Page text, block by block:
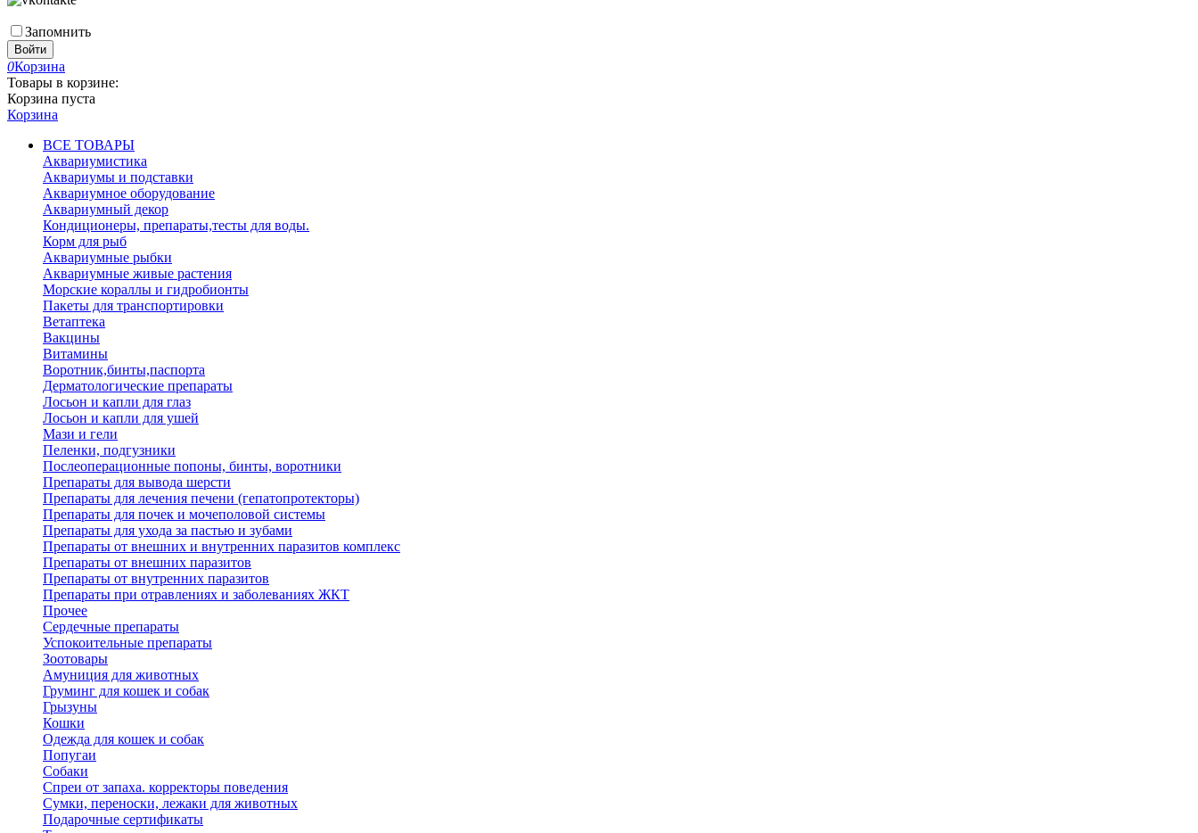
Запомнить
Войти
0Корзина
Товары в корзине:
Корзина пуста
Корзина
ВСЕ ТОВАРЫ
Аквариумистика
Аквариумы и подставки
Аквариумное оборудование
Аквариумный декор
Кондиционеры, препараты,тесты для воды.
Корм для рыб
Аквариумные рыбки
Аквариумные живые растения
Морские кораллы и гидробионты
Пакеты для транспортировки
Ветаптека
Вакцины
Витамины
Воротник,бинты,паспорта
Дерматологические препараты
Лосьон и капли для глаз
Лосьон и капли для ушей
Мази и гели
Пеленки, подгузники
Послеоперационные попоны, бинты, воротники
Препараты для вывода шерсти
Препараты для лечения печени (гепатопротекторы)
Препараты для почек и мочеполовой системы
Препараты для ухода за пастью и зубами
Препараты от внешних и внутренних паразитов комплекс
Препараты от внешних паразитов
Препараты от внутренних паразитов
Препараты при отравлениях и заболеваниях ЖКТ
Прочее
Сердечные препараты
Успокоительные препараты
Зоотовары
Амуниция для животных
Груминг для кошек и собак
Грызуны
Кошки
Одежда для кошек и собак
Попугаи
Собаки
Спреи от запаха. корректоры поведения
Сумки, переноски, лежаки для животных
Подарочные сертификаты